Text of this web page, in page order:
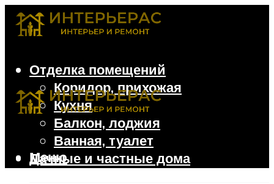
Отделка помещений
Коридор, прихожая
Кухня
Балкон, лоджия
Ванная, туалет
Дачные и частные дома
Меню